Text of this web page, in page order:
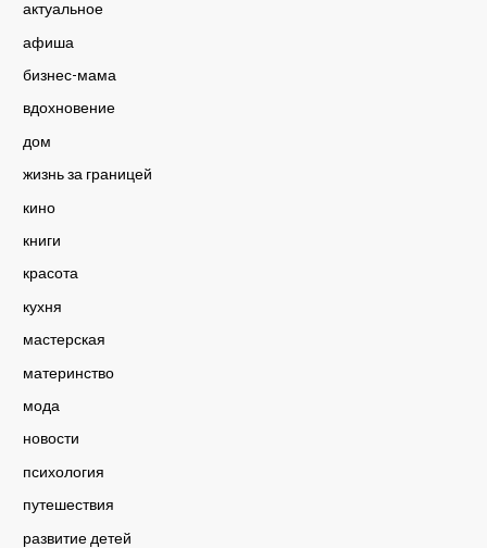
актуальное
афиша
бизнес-мама
вдохновение
дом
жизнь за границей
кино
книги
красота
кухня
мастерская
материнство
мода
новости
психология
путешествия
развитие детей